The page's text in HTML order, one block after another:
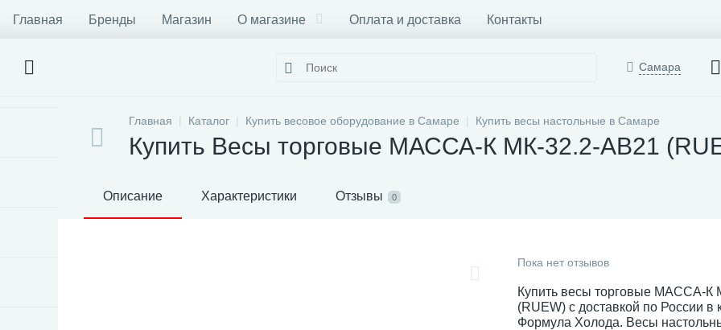
Главная Бренды Магазин О магазине Оплата и доставка Контакты
Самара
Главная Каталог Купить весовое оборудование в Самаре Купить весы настольные в Самаре
Купить Весы торговые МАССА-К МК-32.2-АВ21
Описание Характеристики Отзывы 0
Пока нет отзывов
Купить весы торговые МАССА-К
(RUEW) с доставкой по России в
Формула Холода. Весы